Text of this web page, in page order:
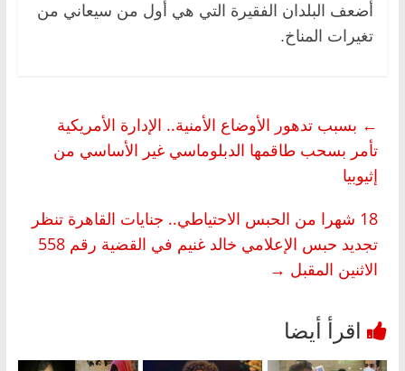
أضعف البلدان الفقيرة التي هي أول من سيعاني من
تغيرات المناخ.
← بسبب تدهور الأوضاع الأمنية.. الإدارة الأمريكية
تأمر بسحب طاقمها الدبلوماسي غير الأساسي من
إثيوبيا
18 شهرا من الحبس الاحتياطي.. جنايات القاهرة تنظر
تجديد حبس الإعلامي خالد غنيم في القضية رقم 558
الاثنين المقبل →